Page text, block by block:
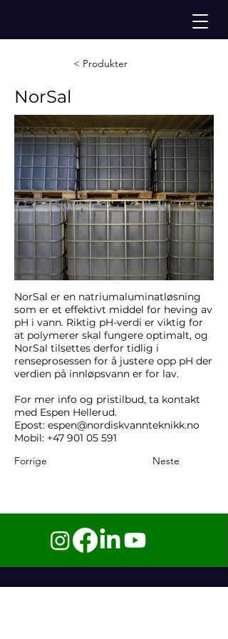
< Produkter
NorSal
NorSal er en natriumaluminatløsning
som er et effektivt middel for heving av
pH i vann. Riktig pH-verdi er viktig for
at polymerer skal fungere optimalt, og
NorSal tilsettes derfor tidlig i
renseprosessen for å justere opp pH der
verdien på innløpsvann er for lav.
For mer info og pristilbud, ta kontakt
med Espen Hellerud.
Epost: espen@nordiskvannteknikk.no
Mobil: +47 901 05 591
Forrige
Neste